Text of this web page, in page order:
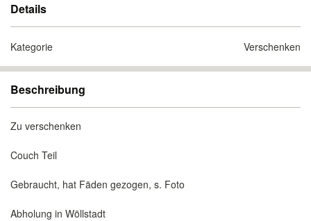
Details
Kategorie Verschenken
Beschreibung
Zu verschenken
Couch Teil
Gebraucht, hat Fäden gezogen, s. Foto
Abholung in Wöllstadt